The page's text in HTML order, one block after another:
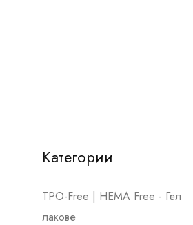
Категории
TPO-Free | HEMA Free - Гел
лакове